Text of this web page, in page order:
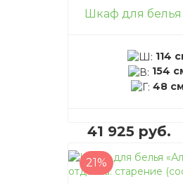
114
154
48
41 925 руб.
– + В
21%